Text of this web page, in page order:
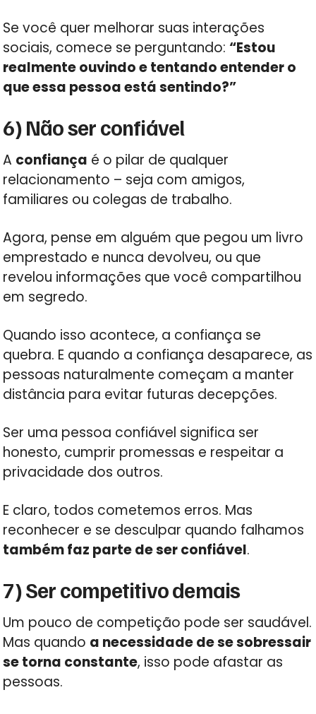
Se você quer melhorar suas interações
sociais, comece se perguntando: “Estou
realmente ouvindo e tentando entender o
que essa pessoa está sentindo?”
6) Não ser confiável
A confiança é o pilar de qualquer
relacionamento – seja com amigos,
familiares ou colegas de trabalho.
Agora, pense em alguém que pegou um livro
emprestado e nunca devolveu, ou que
revelou informações que você compartilhou
em segredo.
Quando isso acontece, a confiança se
quebra. E quando a confiança desaparece, as
pessoas naturalmente começam a manter
distância para evitar futuras decepções.
Ser uma pessoa confiável significa ser
honesto, cumprir promessas e respeitar a
privacidade dos outros.
E claro, todos cometemos erros. Mas
reconhecer e se desculpar quando falhamos
também faz parte de ser confiável.
7) Ser competitivo demais
Um pouco de competição pode ser saudável.
Mas quando a necessidade de se sobressair
se torna constante, isso pode afastar as
pessoas.